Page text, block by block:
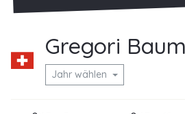
Gregori
Jahr wählen